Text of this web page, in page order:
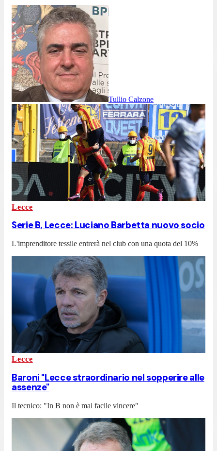
Tullio Calzone
Lecce
Serie B, Lecce: Luciano Barbetta nuovo socio
L'imprenditore tessile entrerà nel club con una quota del 10%
Lecce
Baroni "Lecce straordinario nel sopperire alle
assenze"
Il tecnico: "In B non è mai facile vincere"